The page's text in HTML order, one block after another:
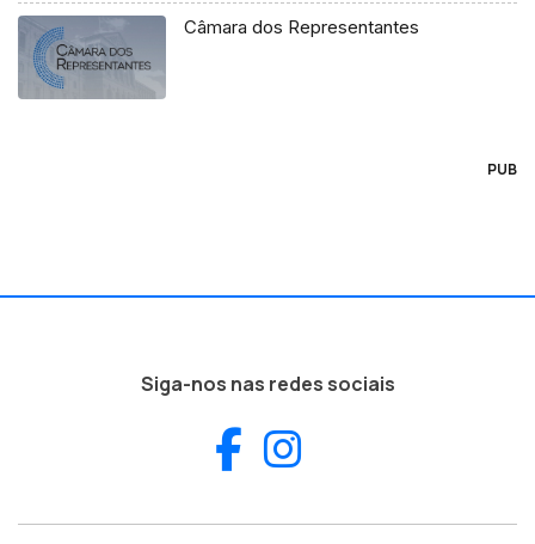
Câmara dos Representantes
PUB
Siga-nos nas redes sociais
Facebook